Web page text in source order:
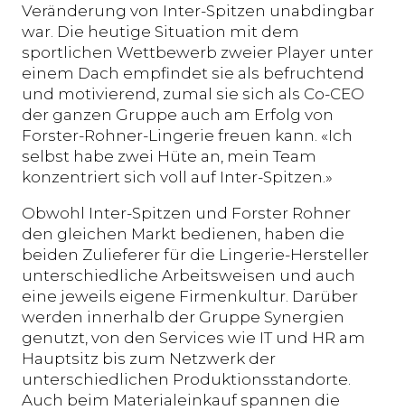
Veränderung von Inter-Spitzen unabdingbar
war. Die heutige Situation mit dem
sportlichen Wettbewerb zweier Player unter
einem Dach empfindet sie als befruchtend
und motivierend, zumal sie sich als Co-CEO
der ganzen Gruppe auch am Erfolg von
Forster-Rohner-Lingerie freuen kann. «Ich
selbst habe zwei Hüte an, mein Team
konzentriert sich voll auf Inter-Spitzen.»
Obwohl Inter-Spitzen und Forster Rohner
den gleichen Markt bedienen, haben die
beiden Zulieferer für die Lingerie-Hersteller
unterschiedliche Arbeitsweisen und auch
eine jeweils eigene Firmenkultur. Darüber
werden innerhalb der Gruppe Synergien
genutzt, von den Services wie IT und HR am
Hauptsitz bis zum Netzwerk der
unterschiedlichen Produktionsstandorte.
Auch beim Materialeinkauf spannen die